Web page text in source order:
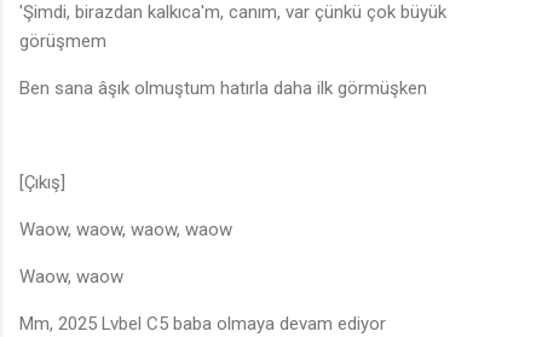
'Şimdi, birazdan kalkıca'm, canım, var çünkü çok büyük
görüşmem
Ben sana âşık olmuştum hatırla daha ilk görmüşken
[Çıkış]
Waow, waow, waow, waow
Waow, waow
Mm, 2025 Lvbel C5 baba olmaya devam ediyor